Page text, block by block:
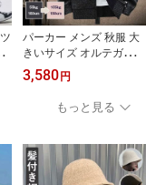
パーカー メンズ 秋服 大
きいサイズ オルテガ柄
メンズ ニット パーカー
あったか フード付き ジ
ップアップ セーター カ
ーディガン 秋 冬 スウェ
袖 アウター ジップアッ
プ 大人 おしゃれ ギフト
3,580 円
もっと見る